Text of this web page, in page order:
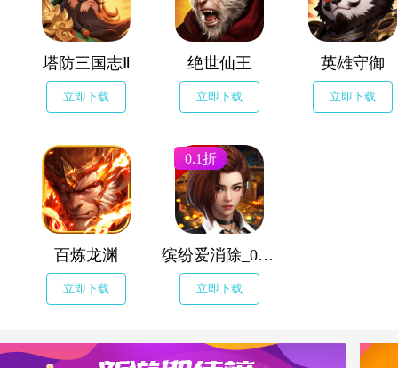
塔防三国志Ⅱ
立即下载
绝世仙王
立即下载
英雄守御
立即下载
百炼龙渊
立即下载
缤纷爱消除_0.1折
立即下载
0.1折